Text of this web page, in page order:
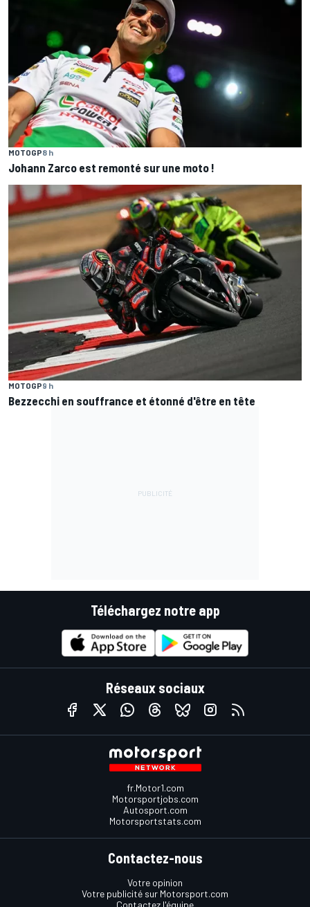
MOTOGP8 h
Johann Zarco est remonté sur une moto !
MOTOGP9 h
Bezzecchi en souffrance et étonné d'être en tête
Téléchargez notre app
Réseaux sociaux
fr.Motor1.com
Motorsportjobs.com
Autosport.com
Motorsportstats.com
Contactez-nous
Votre opinion
Votre publicité sur Motorsport.com